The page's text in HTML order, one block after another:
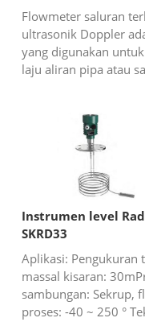
Flowmeter saluran
ultrasonik Doppler
yang digunakan
laju aliran pipa atau
Instrumen level
SKRD33
Aplikasi: Pengukuran
massal kisaran:
sambungan: Sekrup,
proses: -40 ~ 250 °